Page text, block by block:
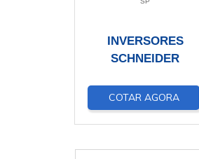
INVERSORES
SCHNEIDER
COTAR AGORA